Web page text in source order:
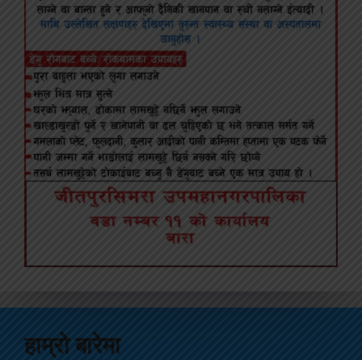
हाम्रो बारेमा